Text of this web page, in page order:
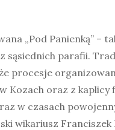
„Pod Panienką”
sąsiednich parafii.
procesje
Kozach oraz z
w czasach
wikariusz